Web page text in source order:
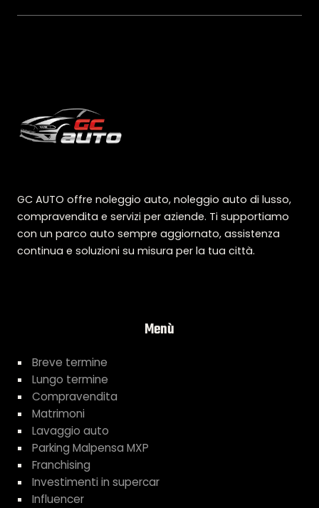
GC AUTO offre noleggio auto, noleggio auto di lusso,
compravendita e servizi per aziende. Ti supportiamo
con un parco auto sempre aggiornato, assistenza
continua e soluzioni su misura per la tua città.
Menù
Breve termine
Lungo termine
Compravendita
Matrimoni
Lavaggio auto
Parking Malpensa MXP
Franchising
Investimenti in supercar
Influencer